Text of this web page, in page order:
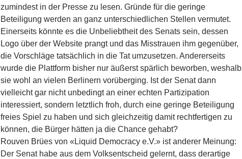
zumindest in der Presse zu lesen. Gründe für die geringe
Beteiligung werden an ganz unterschiedlichen Stellen vermutet.
Einerseits könnte es die Unbeliebtheit des Senats sein, dessen
Logo über der Website prangt und das Misstrauen ihm gegenüber,
die Vorschläge tatsächlich in die Tat umzusetzen. Andererseits
wurde die Plattform bisher nur äußerst spärlich beworben, weshalb
sie wohl an vielen Berlinern vorüberging. Ist der Senat dann
vielleicht gar nicht unbedingt an einer echten Partizipation
interessiert, sondern letztlich froh, durch eine geringe Beteiligung
freies Spiel zu haben und sich gleichzeitig damit rechtfertigen zu
können, die Bürger hätten ja die Chance gehabt?
Rouven Brües von «Liquid Democracy e.V.» ist anderer Meinung:
Der Senat habe aus dem Volksentscheid gelernt, dass derartige